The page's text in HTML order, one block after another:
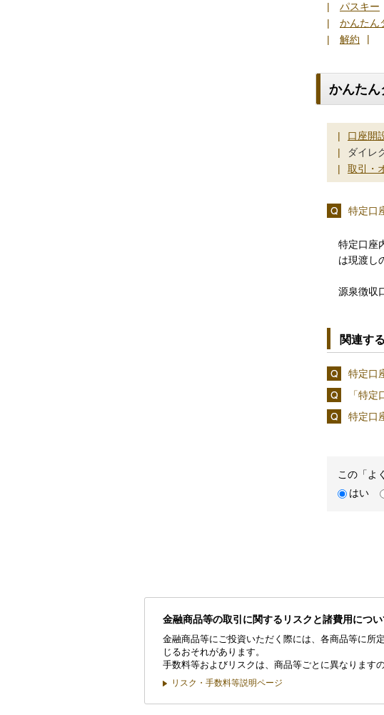
|
パスキー
|
かんたん
|
解約 |
かんたん
| 口座開
|
ダイレ
|
取引・
特定口
特定口座
は現渡し
源泉徴収
関連す
特定口
「特
特定口
この「よ
はい
金融商品等の取引に関するリスクと諸費用につい
金融商品等にご投資いただく際には、各商品等に所
じるおそれがあります。
手数料等およびリスクは、商品等ごとに異なります
リスク・手数料等説明ページ